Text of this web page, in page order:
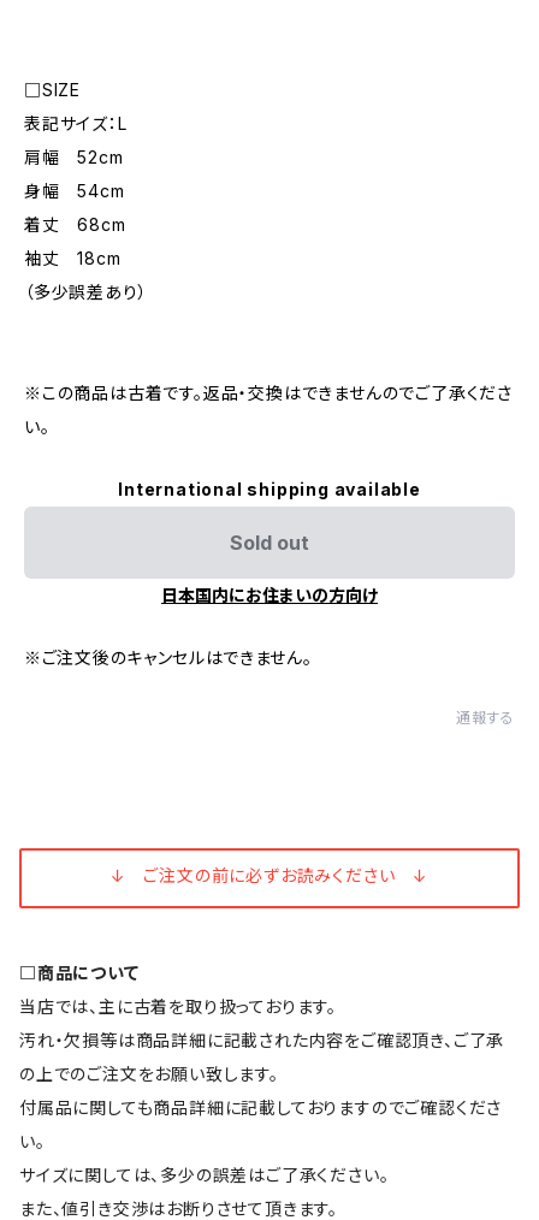
□SIZE
表記サイズ：L
肩幅 52cm
身幅 54cm
着丈 68cm
袖丈 18cm
（多少誤差あり）
※この商品は古着です。返品・交換はできませんのでご了承くださ
い。
International shipping available
Sold out
日本国内にお住まいの方向け
※ご注文後のキャンセルはできません。
通報する
↓ ご注文の前に必ずお読みください ↓
□商品について
当店では、主に古着を取り扱っております。
汚れ・欠損等は商品詳細に記載された内容をご確認頂き、ご了承
の上でのご注文をお願い致します。
付属品に関しても商品詳細に記載しておりますのでご確認くださ
い。
サイズに関しては、多少の誤差はご了承ください。
また、値引き交渉はお断りさせて頂きます。